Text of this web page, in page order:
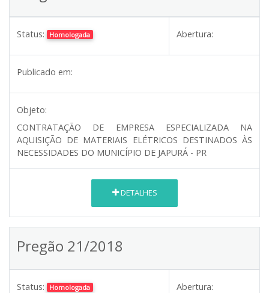
Status: Homologada Abertura:
Publicado em:
Objeto:
CONTRATAÇÃO DE EMPRESA ESPECIALIZADA NA
AQUISIÇÃO DE MATERIAIS ELÉTRICOS DESTINADOS ÀS
NECESSIDADES DO MUNICÍPIO DE JAPURÁ - PR
DETALHES
Pregão 21/2018
Status: Homologada Abertura: